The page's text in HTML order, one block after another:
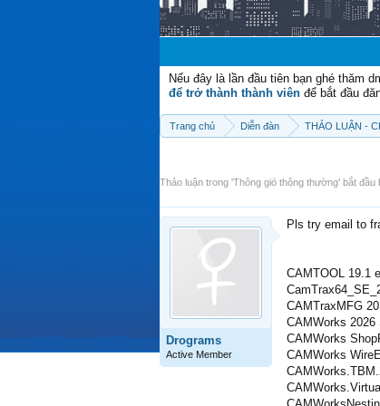
Nếu đây là lần đầu tiên bạn ghé thăm
để trở thành thành viên để bắt đầu
Trang chủ Diễn đàn THẢO LUẬN -
Thảo luận trong 'Thông gió thông thường' bắt đầu
Drograms
Active Member
Pls try email to
CAMTOOL 19.1
CAMTraxMFG
CAMWorks 2026
CAMWorks
CAMWorks